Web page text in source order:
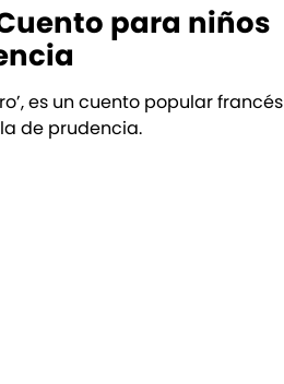
para niños
es un cuento popular francés
de prudencia.